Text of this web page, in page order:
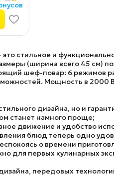
это стильное и
(ширина всего 45 см)
шеф-повар: 6 режимов
Мощность в 2000
дизайна, но и
станет намного проще;
движение и удобство
блюд теперь одно
о времени
для первых кулинарных
передовых